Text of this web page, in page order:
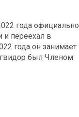
года официально
и переехал в
года он занимает
был Членом